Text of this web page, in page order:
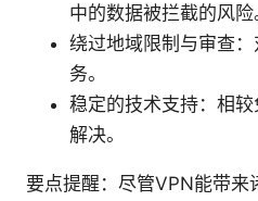
中的数据被拦截的风险
绕过地域限制与审查
务。
稳定的技术支持：相
解决。
要点提醒：尽管VPN能带来